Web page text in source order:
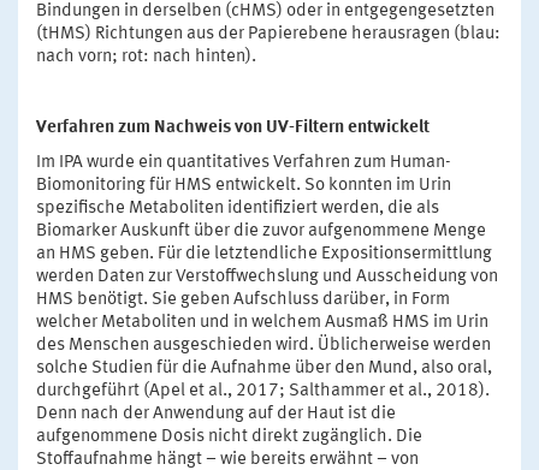
Bindungen in derselben (cHMS) oder in entgegengesetzten
(tHMS) Richtungen aus der Papierebene herausragen (blau:
nach vorn; rot: nach hinten).
Verfahren zum Nachweis von UV-Filtern entwickelt
Im IPA wurde ein quantitatives Verfahren zum Human-
Biomonitoring für HMS entwickelt. So konnten im Urin
spezifische Metaboliten identifiziert werden, die als
Biomarker Auskunft über die zuvor aufgenommene Menge
an HMS geben. Für die letztendliche Expositionsermittlung
werden Daten zur Verstoffwechslung und Ausscheidung von
HMS benötigt. Sie geben Aufschluss darüber, in Form
welcher Metaboliten und in welchem Ausmaß HMS im Urin
des Menschen ausgeschieden wird. Üblicherweise werden
solche Studien für die Aufnahme über den Mund, also oral,
durchgeführt (Apel et al., 2017; Salthammer et al., 2018).
Denn nach der Anwendung auf der Haut ist die
aufgenommene Dosis nicht direkt zugänglich. Die
Stoffaufnahme hängt – wie bereits erwähnt – von